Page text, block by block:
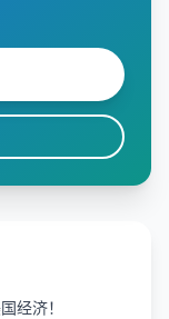
经济！